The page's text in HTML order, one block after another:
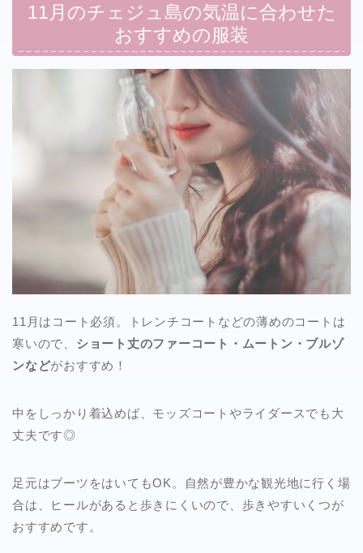
11月のチェジュ島の気温に合わせた
おすすめの服装
11月はコート必須。トレンチコートなどの薄めのコートは
寒いので、 ショート丈のファーコート・ムートン・ブルゾ
ンなどがおすすめ！
中をしっかり着込めば、モッズコートやライダースでも大
丈夫です◎
足元はブーツをはいてもOK。自然が豊かな観光地に行く場
合は、ヒールがあると歩きにくいので、歩きやすいくつが
おすすめです。